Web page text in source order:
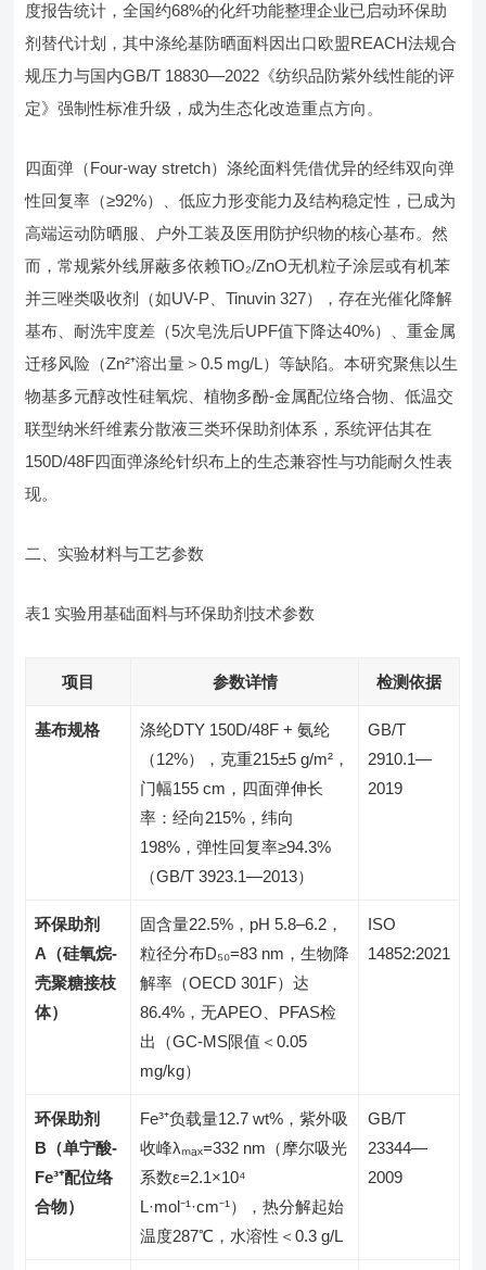
度报告统计，全国约68%的化纤功能整理企业已启动环保助
剂替代计划，其中涤纶基防晒面料因出口欧盟REACH法规合
规压力与国内GB/T 18830—2022《纺织品防紫外线性能的评
定》强制性标准升级，成为生态化改造重点方向。
四面弹（Four-way stretch）涤纶面料凭借优异的经纬双向弹
性回复率（≥92%）、低应力形变能力及结构稳定性，已成为
高端运动防晒服、户外工装及医用防护织物的核心基布。然
而，常规紫外线屏蔽多依赖TiO₂/ZnO无机粒子涂层或有机苯
并三唑类吸收剂（如UV-P、Tinuvin 327），存在光催化降解
基布、耐洗牢度差（5次皂洗后UPF值下降达40%）、重金属
迁移风险（Zn²⁺溶出量＞0.5 mg/L）等缺陷。本研究聚焦以生
物基多元醇改性硅氧烷、植物多酚-金属配位络合物、低温交
联型纳米纤维素分散液三类环保助剂体系，系统评估其在
150D/48F四面弹涤纶针织布上的生态兼容性与功能耐久性表
现。
二、实验材料与工艺参数
表1 实验用基础面料与环保助剂技术参数
项目 参数详情 检测依据
基布规格
涤纶DTY 150D/48F + 氨纶
（12%），克重215±5 g/m²，
门幅155 cm，四面弹伸长
率：经向215%，纬向
198%，弹性回复率≥94.3%
（GB/T 3923.1—2013）
GB/T
2910.1—
2019
环保助剂
A（硅氧烷-
壳聚糖接枝
体）
固含量22.5%，pH 5.8–6.2，
粒径分布D₅₀=83 nm，生物降
解率（OECD 301F）达
86.4%，无APEO、PFAS检
出（GC-MS限值＜0.05
mg/kg）
ISO
14852:2021
环保助剂
B（单宁酸-
Fe³⁺配位络
合物）
Fe³⁺负载量12.7 wt%，紫外吸
收峰λₘₐₓ=332 nm（摩尔吸光
系数ε=2.1×10⁴
L·mol⁻¹·cm⁻¹），热分解起始
温度287℃，水溶性＜0.3 g/L
GB/T
23344—
2009